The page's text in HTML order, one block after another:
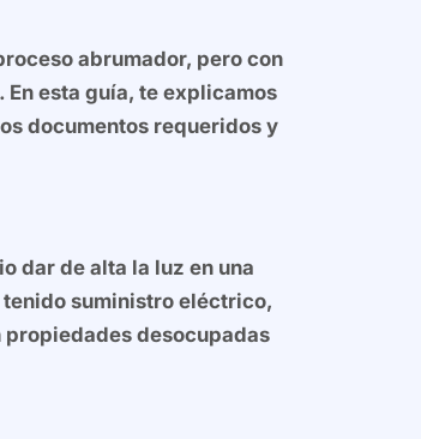
abrumador, pero con
esta guía, te explicamos
documentos requeridos y
dar de alta la luz en una
suministro eléctrico,
propiedades desocupadas